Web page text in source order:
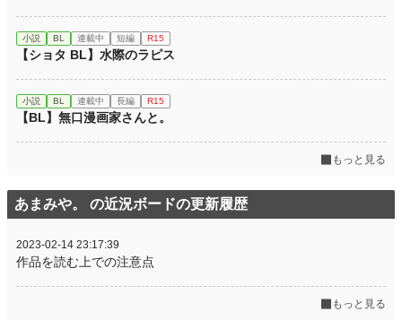
小説 BL 連載中 短編 R15
【ショタ BL】水際のラピス
小説 BL 連載中 長編 R15
【BL】無口漫画家さんと。
もっと見る
あまみや。 の近況ボードの更新履歴
2023-02-14 23:17:39
作品を読む上での注意点
もっと見る